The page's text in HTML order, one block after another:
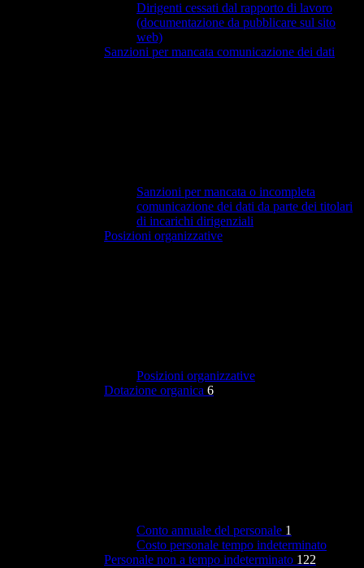
Dirigenti cessati dal rapporto di lavoro
(documentazione da pubblicare sul sito
web)
Sanzioni per mancata comunicazione dei dati
Sanzioni per mancata o incompleta
comunicazione dei dati da parte dei titolari
di incarichi dirigenziali
Posizioni organizzative
Posizioni organizzative
Dotazione organica 6
Conto annuale del personale 1
Costo personale tempo indeterminato
Personale non a tempo indeterminato 122